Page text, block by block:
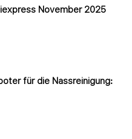
November 2025
für die Nassreinigung: